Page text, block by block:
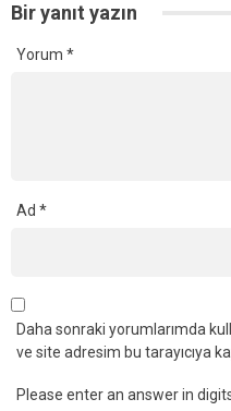
Bir yanıt yazın
Yorum *
Ad *
Daha sonraki yorumlarımda
ve site adresim bu tarayıcıya
Please enter an answer in